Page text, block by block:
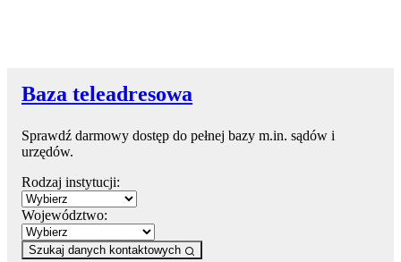
Baza teleadresowa
Sprawdź darmowy dostęp do pełnej bazy m.in. sądów i
urzędów.
Rodzaj instytucji:
Województwo:
Szukaj danych kontaktowych